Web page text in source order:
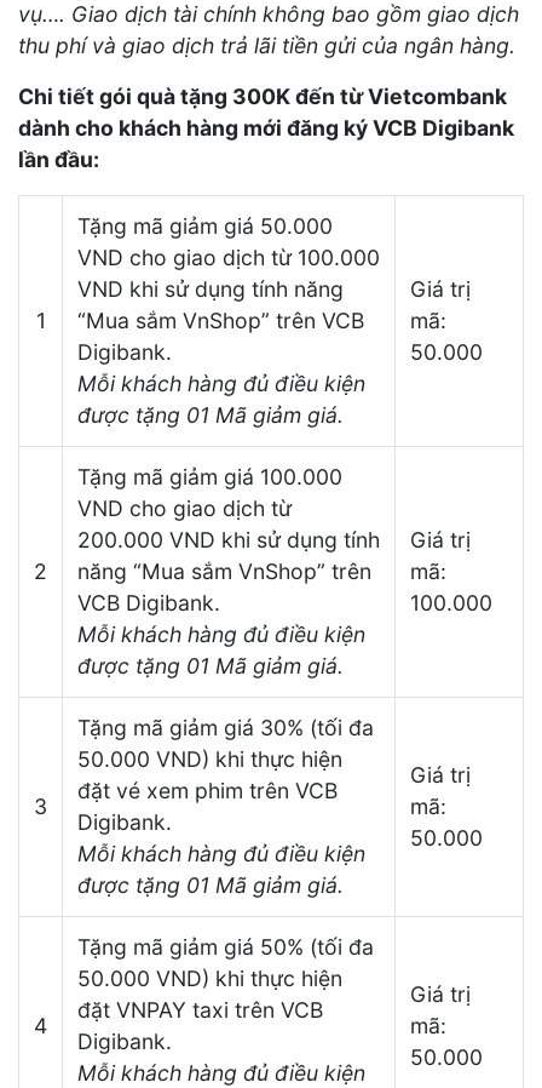
vụ…. Giao dịch tài chính không bao gồm giao dịch
thu phí và giao dịch trả lãi tiền gửi của ngân hàng.
Chi tiết gói quà tặng 300K đến từ Vietcombank
dành cho khách hàng mới đăng ký VCB Digibank
lần đầu:
1
Tặng mã giảm giá 50.000
VND cho giao dịch từ 100.000
VND khi sử dụng tính năng
“Mua sắm VnShop” trên VCB
Digibank.
Mỗi khách hàng đủ điều kiện
được tặng 01 Mã giảm giá.
Giá trị
mã:
50.000
2
Tặng mã giảm giá 100.000
VND cho giao dịch từ
200.000 VND khi sử dụng tính
năng “Mua sắm VnShop” trên
VCB Digibank.
Mỗi khách hàng đủ điều kiện
được tặng 01 Mã giảm giá.
Giá trị
mã:
100.000
3
Tặng mã giảm giá 30% (tối đa
50.000 VND) khi thực hiện
đặt vé xem phim trên VCB
Digibank.
Mỗi khách hàng đủ điều kiện
được tặng 01 Mã giảm giá.
Giá trị
mã:
50.000
4
Tặng mã giảm giá 50% (tối đa
50.000 VND) khi thực hiện
đặt VNPAY taxi trên VCB
Digibank.
Mỗi khách hàng đủ điều kiện
Giá trị
mã:
50.000